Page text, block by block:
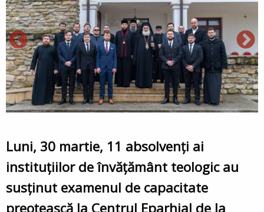
Luni, 30 martie, 11 absolvenți ai
instituțiilor de învățământ teologic au
susținut examenul de capacitate
preoțească la Centrul Eparhial de la